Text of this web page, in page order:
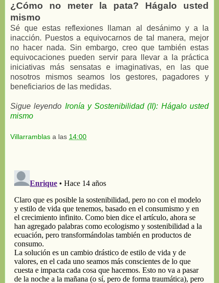
¿Cómo no meter la pata? Hágalo usted
mismo
Sé que estas reflexiones llaman al desánimo y a la
inacción. Puestos a equivocarnos de tal manera, mejor
no hacer nada. Sin embargo, creo que también estas
equivocaciones pueden servir para llevar a la práctica
iniciativas más sensatas e imaginativas, en las que
nosotros mismos seamos los gestores, pagadores y
beneficiarios de las medidas.
Sigue leyendo Ironía y Sostenibilidad (II): Hágalo usted
mismo
Villarramblas a las 14:00